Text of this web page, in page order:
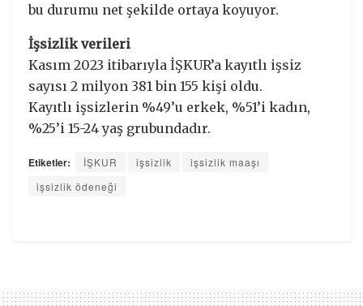
bu durumu net şekilde ortaya koyuyor.
İşsizlik verileri
Kasım 2023 itibarıyla İŞKUR’a kayıtlı işsiz
sayısı 2 milyon 381 bin 155 kişi oldu.
Kayıtlı işsizlerin %49’u erkek, %51’i kadın,
%25’i 15-24 yaş grubundadır.
Etiketler: İŞKUR işsizlik
işsizlik maaşı
işsizlik ödeneği